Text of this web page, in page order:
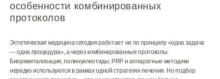
особенности комбинированных
протоколов
Эстетическая медицина сегодня работает не по принципу «одна задача
— одна процедура», а через комбинированные протоколы.
Биоревитализация, полинуклеотиды, PRP и аппаратные методики
нередко используются в рамках одной стратегии лечения. Но подбор